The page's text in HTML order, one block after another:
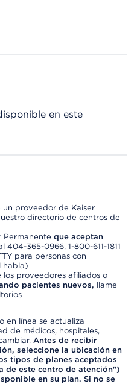
en este
un proveedor de Kaiser
directorio de centros de
Permanente que aceptan
404-365-0966, 1-800-611-1811
para personas con
habla)
los proveedores afiliados o
pacientes nuevos, llame
en línea se actualiza
de médicos, hospitales,
Antes de recibir
seleccione la ubicación en
tipos de planes aceptados
de este centro de atención")
en su plan. Si no se